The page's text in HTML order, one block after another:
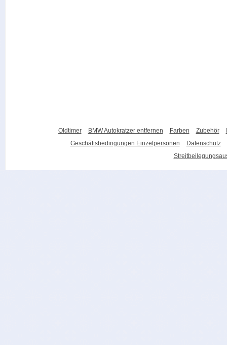
Oldtimer BMW Autokratzer entfernen Farben Zubehör
Geschäftsbedingungen Einzelpersonen
Datenschutz